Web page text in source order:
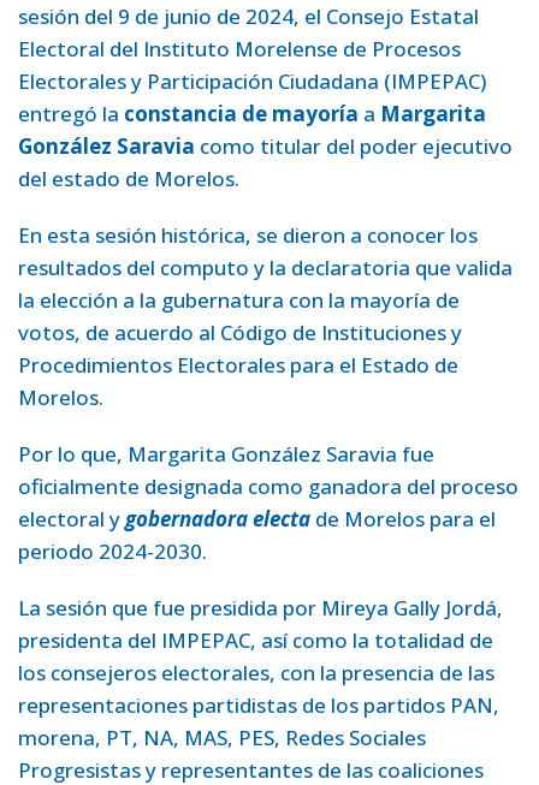
sesión del 9 de junio de 2024, el Consejo Estatal
Electoral del Instituto Morelense de Procesos
Electorales y Participación Ciudadana (IMPEPAC)
entregó la constancia de mayoría a Margarita
González Saravia como titular del poder ejecutivo
del estado de Morelos.
En esta sesión histórica, se dieron a conocer los
resultados del computo y la declaratoria que valida
la elección a la gubernatura con la mayoría de
votos, de acuerdo al Código de Instituciones y
Procedimientos Electorales para el Estado de
Morelos.
Por lo que, Margarita González Saravia fue
oficialmente designada como ganadora del proceso
electoral ygobernadora electa de Morelos para el
periodo 2024-2030.
La sesión que fue presidida por Mireya Gally Jordá,
presidenta del IMPEPAC, así como la totalidad de
los consejeros electorales, con la presencia de las
representaciones partidistas de los partidos PAN,
morena, PT, NA, MAS, PES, Redes Sociales
Progresistas y representantes de las coaliciones